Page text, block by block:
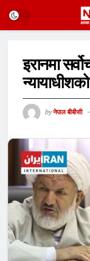
इरानमा
by नेपाल बीबीसी